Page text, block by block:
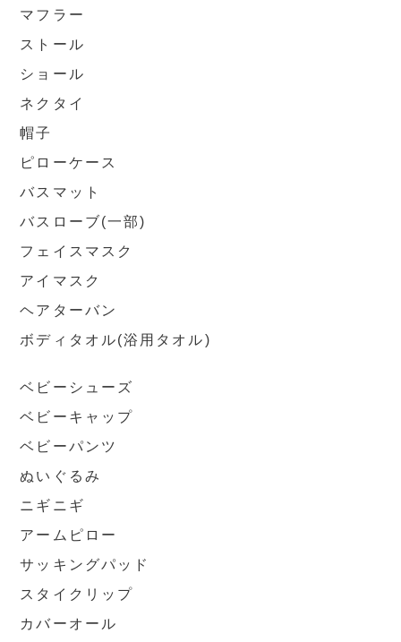
マフラー
ストール
ショール
ネクタイ
帽子
ピローケース
バスマット
バスローブ(一部)
フェイスマスク
アイマスク
ヘアターバン
ボディタオル(浴用タオル)
ベビーシューズ
ベビーキャップ
ベビーパンツ
ぬいぐるみ
ニギニギ
アームピロー
サッキングパッド
スタイクリップ
カバーオール